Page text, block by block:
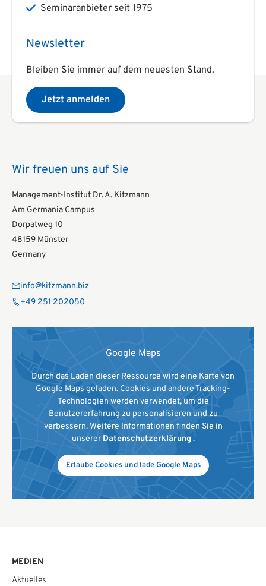
Seminaranbieter seit 1975
Newsletter
Bleiben Sie immer auf dem neuesten Stand.
Jetzt anmelden
Wir freuen uns auf Sie
Management-Institut Dr. A. Kitzmann
Am Germania Campus
Dorpatweg 10
48159 Münster
Germany
info@kitzmann.biz
+49 251 202050
Google Maps
Durch das Laden dieser Ressource wird eine Karte von
Google Maps geladen. Cookies und andere Tracking-
Technologien werden verwendet, um die
Benutzererfahrung zu personalisieren und zu
verbessern. Weitere Informationen finden Sie in
unserer Datenschutzerklärung .
Erlaube Cookies und lade Google Maps
MEDIEN
Aktuelles